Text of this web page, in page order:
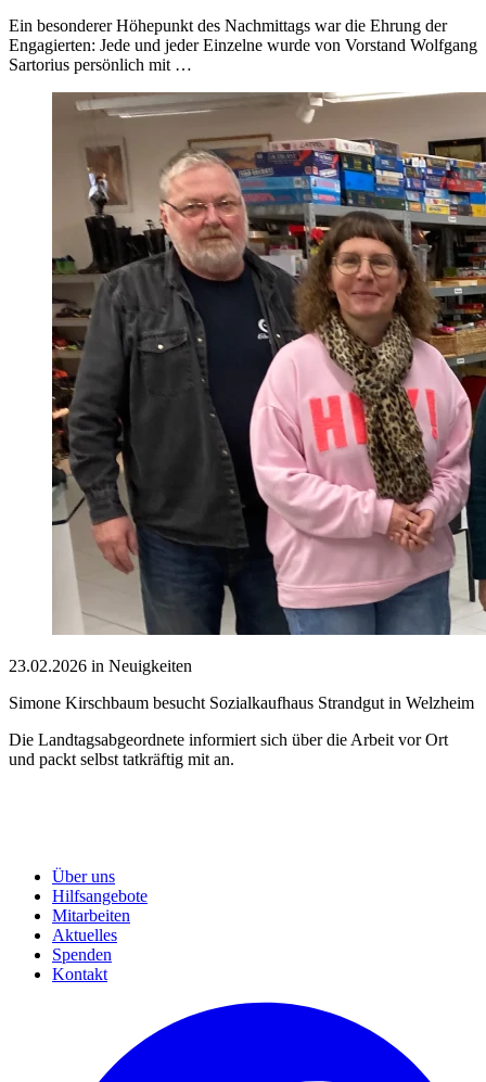
Ein besonderer Höhepunkt des Nachmittags war die Ehrung der
Engagierten: Jede und jeder Einzelne wurde von Vorstand Wolfgang
Sartorius persönlich mit …
23.02.2026 in Neuigkeiten
Simone Kirschbaum besucht Sozialkaufhaus Strandgut in Welzheim
Die Landtagsabgeordnete informiert sich über die Arbeit vor Ort
und packt selbst tatkräftig mit an.
Über uns
Hilfsangebote
Mitarbeiten
Aktuelles
Spenden
Kontakt